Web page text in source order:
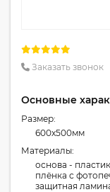
Заказать звонок
Основные
Размер:
600x500мм
Материалы:
основа -
плёнка с
защитная